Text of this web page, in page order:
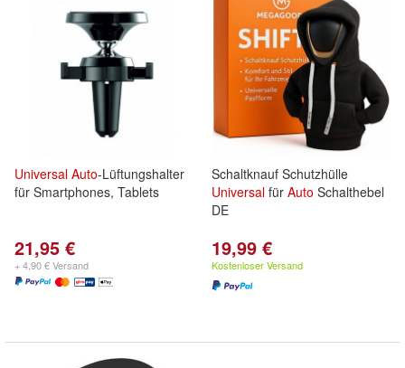
Universal Auto-Lüftungshalter
für Smartphones, Tablets
21,95 €
+ 4,90 € Versand
Schaltknauf Schutzhülle
Universal für Auto Schalthebel
DE
19,99 €
Kostenloser Versand